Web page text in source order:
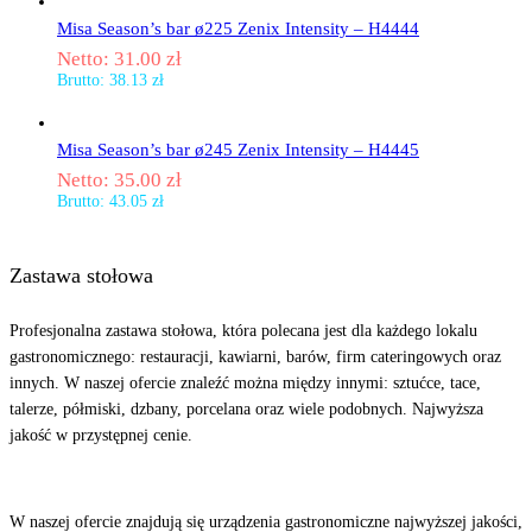
Misa Season’s bar ø225 Zenix Intensity – H4444
Netto: 31.00 zł
Brutto: 38.13 zł
Misa Season’s bar ø245 Zenix Intensity – H4445
Netto: 35.00 zł
Brutto: 43.05 zł
Zastawa stołowa
Profesjonalna zastawa stołowa, która polecana jest dla każdego lokalu
gastronomicznego: restauracji, kawiarni, barów, firm cateringowych oraz
innych. W naszej ofercie znaleźć można między innymi: sztućce, tace,
talerze, półmiski, dzbany, porcelana oraz wiele podobnych. Najwyższa
jakość w przystępnej cenie.
W naszej ofercie znajdują się urządzenia gastronomiczne najwyższej jakości,